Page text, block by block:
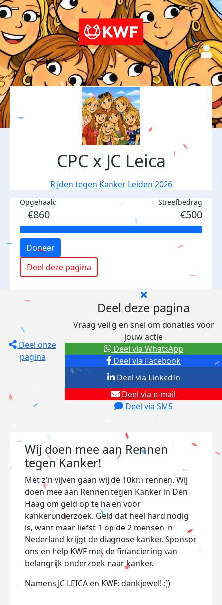
CPC x JC Leica
Rijden tegen Kanker Leiden 2026
Opgehaald
€860
Streefbedrag
€500
Doneer
Deel deze pagina
Deel onze
pagina
Deel deze pagina
Vraag veilig en snel om donaties voor
jouw actie
Deel via Facebook
Deel via e-mail
Deel via SMS
Deel via LinkedIn
Deel via WhatsApp
Wij doen mee aan Rennen
tegen Kanker!
Met z'n vijven gaan wij de 10km rennen. Wij
doen mee aan Rennen tegen Kanker in Den
Haag om geld op te halen voor
kankeronderzoek. Geld dat heel hard nodig
is, want maar liefst 1 op de 2 mensen in
Nederland krijgt de diagnose kanker. Sponsor
ons en help KWF met de financiering van
belangrijk onderzoek naar kanker.
Namens JC LEICA en KWF: dankjewel! :))